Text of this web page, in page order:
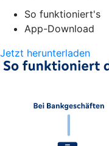
So funktioniert's
App-Download
Jetzt herunterladen